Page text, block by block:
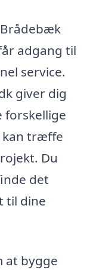
adgang til
service.
giver dig
forskellige
kan træffe
Du
det
til dine
at bygge